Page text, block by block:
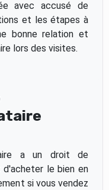
avec accusé de
et les étapes à
bonne relation et
lors des visites.
a un droit de
le bien en
si vous vendez